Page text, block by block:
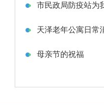
市民政局防疫站为
天泽老年公寓日常
母亲节的祝福